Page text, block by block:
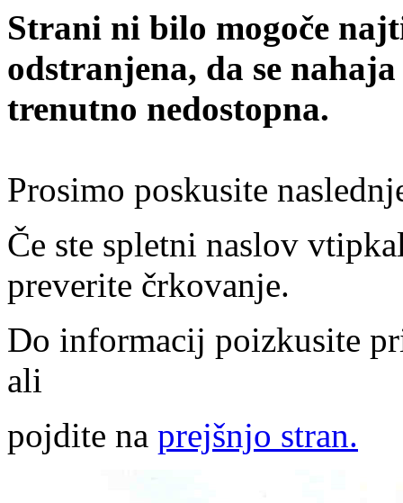
Strani ni bilo mogoče
odstranjena, da se
trenutno nedostopna.
Prosimo poskusite
Če ste spletni naslov
preverite črkovanje.
Do informacij poizkusite
ali
pojdite na prejšnjo stran.